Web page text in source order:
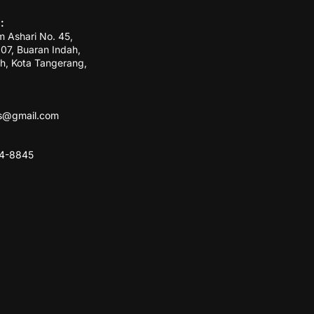
Ashari No. 45,
Buaran Indah,
Kota Tangerang,
8845